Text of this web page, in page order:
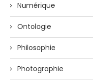
Numérique
Ontologie
Philosophie
Photographie